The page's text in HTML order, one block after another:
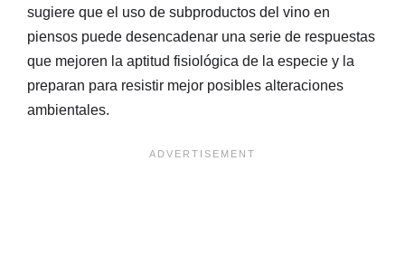
sugiere que el uso de subproductos del vino en
piensos puede desencadenar una serie de respuestas
que mejoren la aptitud fisiológica de la especie y la
preparan para resistir mejor posibles alteraciones
ambientales.